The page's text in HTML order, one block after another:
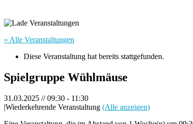
« Alle Veranstaltungen
Diese Veranstaltung hat bereits stattgefunden.
Spielgruppe Wühlmäuse
31.03.2025 // 09:30 - 11:30
|Wiederkehrende Veranstaltung (Alle anzeigen)